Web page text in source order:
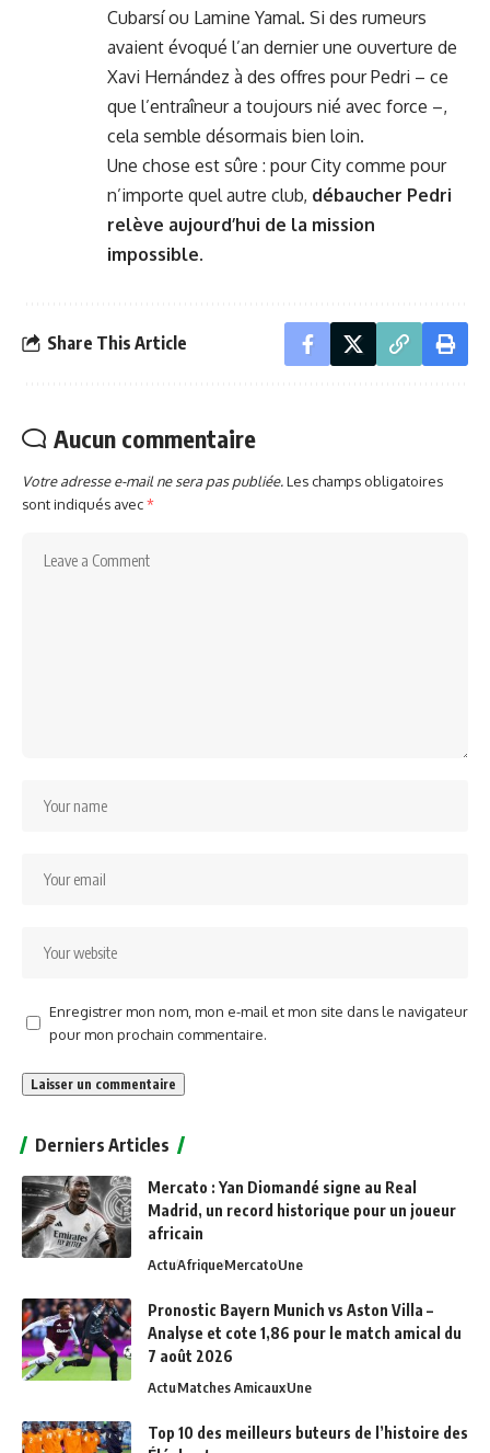
Cubarsí ou Lamine Yamal. Si des rumeurs
avaient évoqué l’an dernier une ouverture de
Xavi Hernández à des offres pour Pedri – ce
que l’entraîneur a toujours nié avec force –,
cela semble désormais bien loin.
Une chose est sûre : pour City comme pour
n’importe quel autre club, débaucher Pedri
relève aujourd’hui de la mission
impossible.
Share This Article
Aucun commentaire
Votre adresse e-mail ne sera pas publiée.Les champs obligatoires
sont indiqués avec*
Enregistrer mon nom, mon e-mail et mon site dans le navigateur
pour mon prochain commentaire.
Derniers Articles
Mercato : Yan Diomandé signe au Real
Madrid, un record historique pour un joueur
africain
ActuAfriqueMercatoUne
Pronostic Bayern Munich vs Aston Villa –
Analyse et cote 1,86 pour le match amical du
7 août 2026
ActuMatches AmicauxUne
Top 10 des meilleurs buteurs de l’histoire des